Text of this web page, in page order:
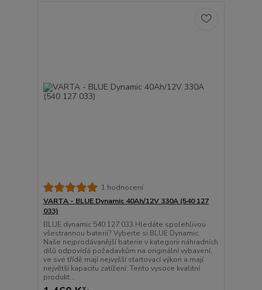
1 hodnocení
VARTA - BLUE Dynamic 40Ah/12V 330A (540 127
033)
BLUE dynamic 540 127 033 Hledáte spolehlivou
všestrannou baterii? Vyberte si BLUE Dynamic.
Naše nejprodávanější baterie v kategorii náhradních
dílů odpovídá požadavkům na originální vybavení,
ve své třídě mají nejvyšší startovací výkon a mají
největší kapacitu zatížení. Tento vysoce kvalitní
produkt...